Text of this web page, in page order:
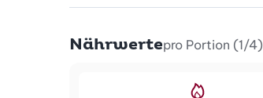
Nährwertepro Portion (1/4)